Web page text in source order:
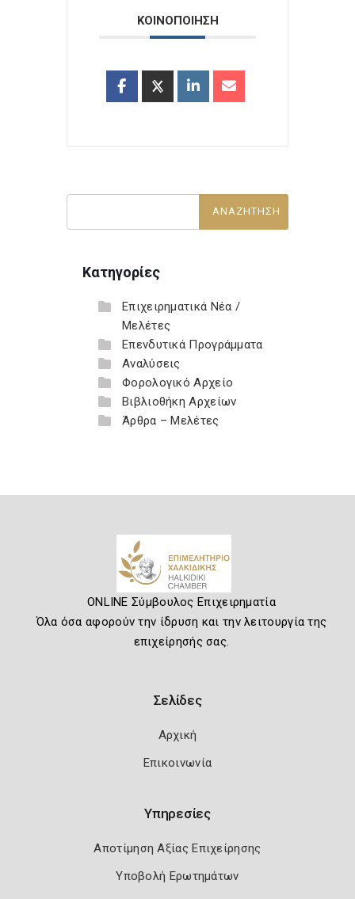
ΚΟΙΝΟΠΟΙΗΣΗ
Κατηγορίες
Επιχειρηματικά Νέα /
Μελέτες
Επενδυτικά Προγράμματα
Αναλύσεις
Φορολογικό Αρχείο
Βιβλιοθήκη Αρχείων
Άρθρα – Μελέτες
ONLINE Σύμβουλος Επιχειρηματία
Όλα όσα αφορούν την ίδρυση και την λειτουργία της
επιχείρησής σας.
Σελίδες
Αρχική
Επικοινωνία
Υπηρεσίες
Αποτίμηση Αξίας Επιχείρησης
Υποβολή Ερωτημάτων